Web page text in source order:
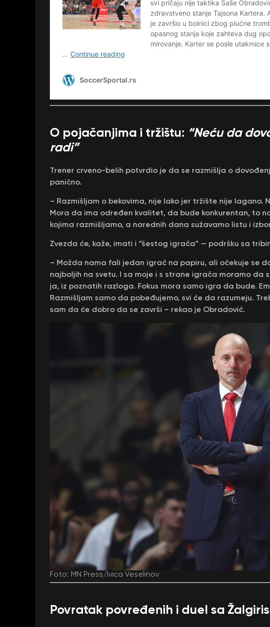
O pojačanjima i tržištu: “Neću da
radi”
Trener crveno-belih potvrdio je da se razmišlja o
panično.
– Razmišljam o bekovima, nije lako jer tržište nije
Mora da ima određen kvalitet, da bude konkurentan, to
kojima razmišljamo, a narednih dana sužavamo listu i
Zvezda će, kaže, imati i “šestog igrača” — podršku sa
– Možda nama fali jedan igrač na papiru, ali očekuje se
najboljih na svetu. I sa moje i s strane igrača moramo da
ja, iz poznatih razloga. Fokus mora samo igra da bude.
Razmišljam samo da pobeđujemo, svi će da razumeju.
sam da će dobro da se završi – rekao je Obradović.
Foto: MN Press/Ivica Veselinov
Povratak povređenih i duel sa